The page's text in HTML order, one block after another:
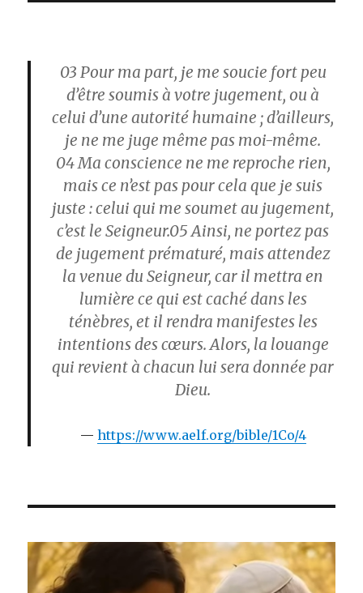
03 Pour ma part, je me soucie fort peu
d’être soumis à votre jugement, ou à
celui d’une autorité humaine ; d’ailleurs,
je ne me juge même pas moi-même.
04Ma conscience ne me reproche rien,
mais ce n’est pas pour cela que je suis
juste : celui qui me soumet au jugement,
c’est le Seigneur.05Ainsi, ne portez pas
de jugement prématuré, mais attendez
la venue du Seigneur, car il mettra en
lumière ce qui est caché dans les
ténèbres, et il rendra manifestes les
intentions des cœurs. Alors, la louange
qui revient à chacun lui sera donnée par
Dieu.
https://www.aelf.org/bible/1Co/4